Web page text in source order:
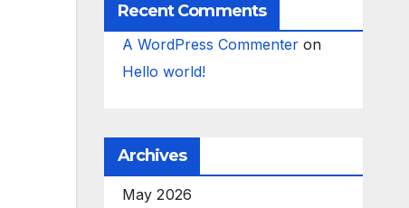
Recent Comments
A WordPress Commenteron
Hello world!
Archives
May 2026